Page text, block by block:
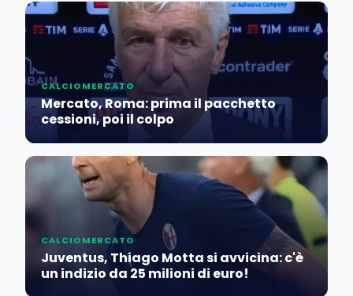
CALCIOMERCATO
Mercato, Roma: prima il pacchetto
cessioni, poi il colpo
CALCIOMERCATO
Juventus, Thiago Motta si avvicina: c'è
un indizio da 25 milioni di euro!